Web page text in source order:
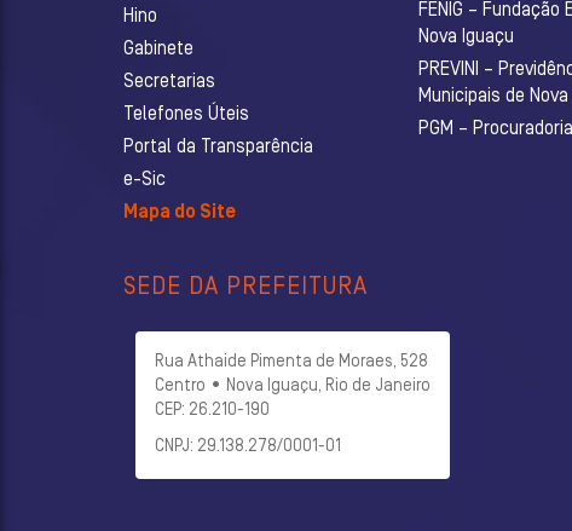
Hino
Gabinete
Secretarias
Telefones Úteis
Portal da Transparência
e-Sic
Mapa do Site
FENIG –
Nova Iguaçu
PREVINI –
Municipais de
PGM –
SEDE DA PREFEITURA
Rua Athaide Pimenta de Moraes, 528
Centro • Nova Iguaçu, Rio de Janeiro
CEP: 26.210-190
CNPJ: 29.138.278/0001-01